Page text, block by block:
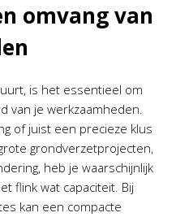
omvang van
is het essentieel om
van je werkzaamheden.
of juist een precieze klus
grondverzetprojecten,
heb je waarschijnlijk
flink wat capaciteit. Bij
kan een compacte